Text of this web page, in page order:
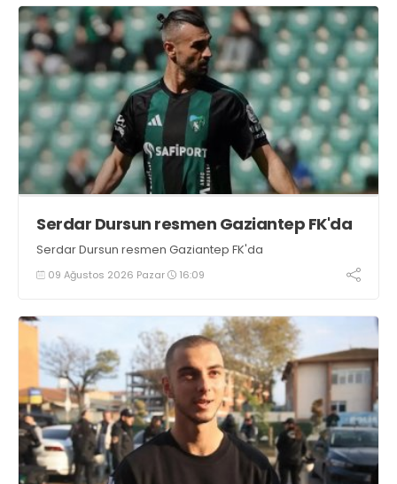
Serdar Dursun resmen Gaziantep FK'da
Serdar Dursun resmen Gaziantep FK'da
09 Ağustos 2026 Pazar 16:09